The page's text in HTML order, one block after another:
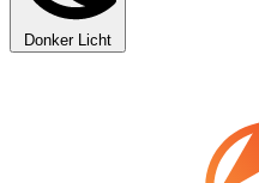
Donker Licht